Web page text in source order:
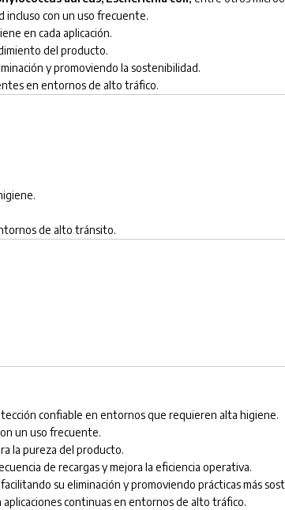
incluso con un uso frecuente.
en cada aplicación.
del producto.
y promoviendo la sostenibilidad.
en entornos de alto tráfico.
de alto tránsito.
confiable en entornos que requieren alta higiene.
un uso frecuente.
la pureza del producto.
de recargas y mejora la eficiencia operativa.
su eliminación y promoviendo prácticas más
aplicaciones continuas en entornos de alto tráfico.